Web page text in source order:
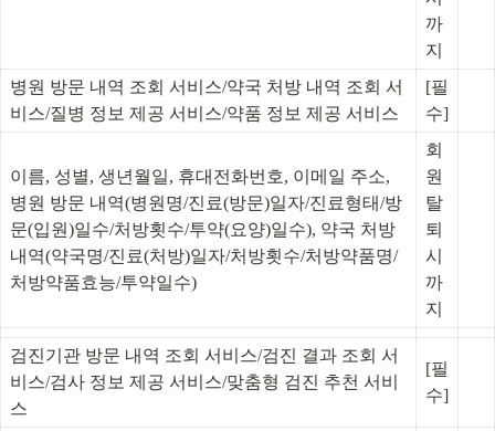
까
지
병원 방문 내역 조회 서비스/약국 처방 내역 조회 서
비스/질병 정보 제공 서비스/약품 정보 제공 서비스
[필
수]
이름, 성별, 생년월일, 휴대전화번호, 이메일 주소,
병원 방문 내역(병원명/진료(방문)일자/진료형태/방
문(입원)일수/처방횟수/투약(요양)일수), 약국 처방
내역(약국명/진료(처방)일자/처방횟수/처방약품명/
처방약품효능/투약일수)
회
원
탈
퇴
시
까
지
검진기관 방문 내역 조회 서비스/검진 결과 조회 서
비스/검사 정보 제공 서비스/맞춤형 검진 추천 서비
스
[필
수]